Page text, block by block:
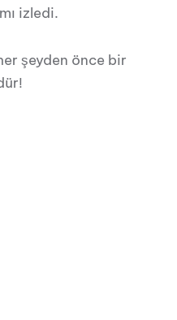
izledi.
şeyden önce bir